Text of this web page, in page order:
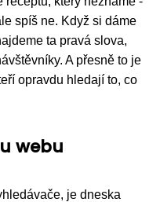
spíš ne. Když si dáme
ta pravá slova,
A přesně to je
opravdu hledají to, co
webu
je dneska